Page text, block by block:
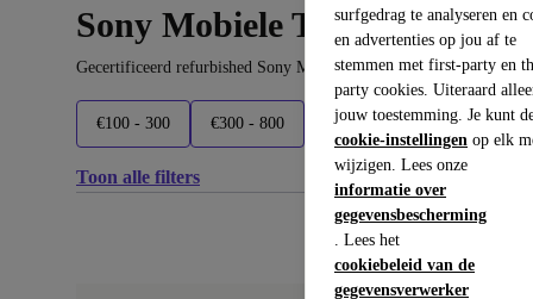
surfgedrag te analyseren en
en advertenties op jou af te
stemmen met first-party en
party cookies. Uiteraard
jouw toestemming. Je kunt
cookie-instellingen op elk
wijzigen. Lees onze
informatie over
gegevensbescherming
. Lees het
cookiebeleid van de
gegevensverwerker
Sony Mobiele Telefoons:
Gecertificeerd refurbished Sony Mobiele Telefoons onder 1300€ –
€100 - 300 €300 - 800 €800+ Nieuwste
Toon alle filters